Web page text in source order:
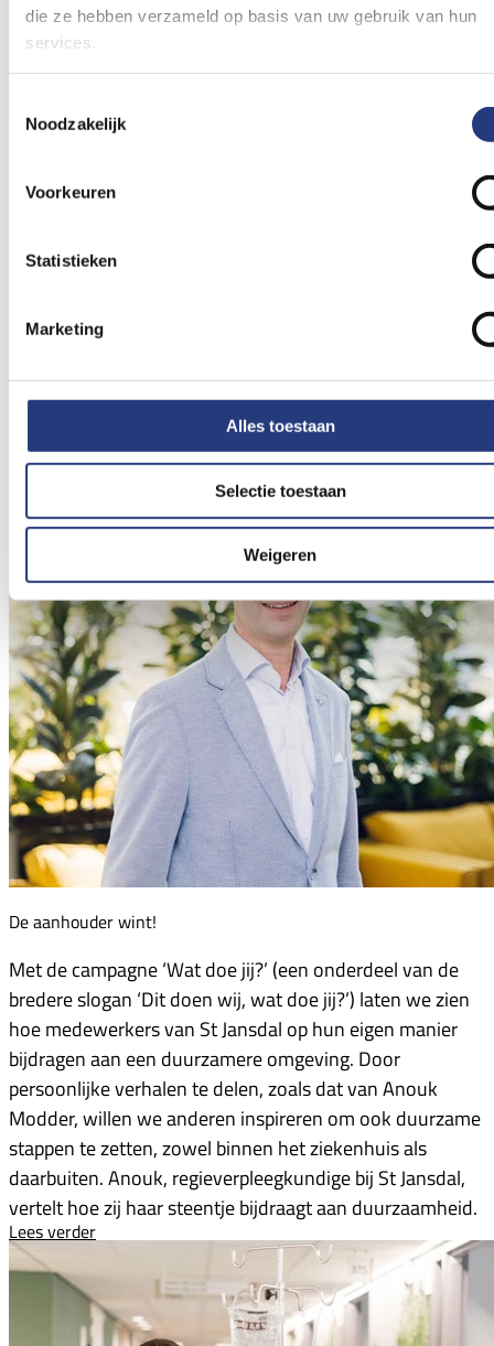
die ze hebben verzameld op basis van uw gebruik van hun
services.
Noodzakelijk
Voorkeuren
Statistieken
Marketing
Alles toestaan
Selectie toestaan
Weigeren
Met de campagne ‘Wat doe jij?’ laten we zien hoe
duurzamere omgeving. Door persoonlijke verhalen te
stappen te zetten, zowel binnen het ziekenhuis als
Raad van Bestuur en initiatiefnemer van het Greenteam
De aanhouder wint!
Met de campagne ‘Wat doe jij?’ (een onderdeel van de
bredere slogan ‘Dit doen wij, wat doe jij?’) laten we zien
hoe medewerkers van St Jansdal op hun eigen manier
bijdragen aan een duurzamere omgeving. Door
persoonlijke verhalen te delen, zoals dat van Anouk
Modder, willen we anderen inspireren om ook duurzame
stappen te zetten, zowel binnen het ziekenhuis als
daarbuiten. Anouk, regieverpleegkundige bij St Jansdal,
vertelt hoe zij haar steentje bijdraagt aan duurzaamheid.
Lees verder